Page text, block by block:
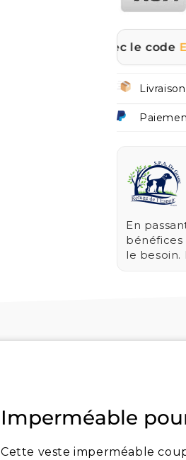
ETE10 🎉
En
le
Imperméable
Cette veste imperméable